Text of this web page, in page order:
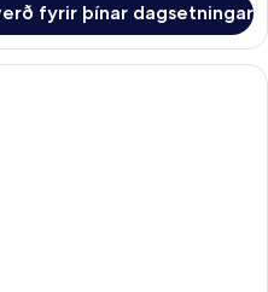
fyrir þínar dagsetningar
Rúmföt úr egypskri bómull, rúmföt